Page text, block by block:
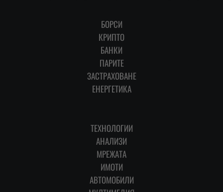
БОРСИ
КРИПТО
БАНКИ
ПАРИТЕ
ЗАСТРАХОВАНЕ
ЕНЕРГЕТИКА
ТЕХНОЛОГИИ
АНАЛИЗИ
МРЕЖАТА
ИМОТИ
АВТОМОБИЛИ